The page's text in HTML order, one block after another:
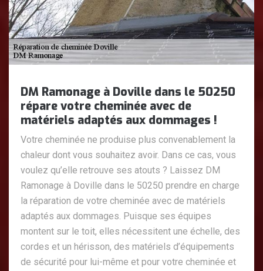
DM Ramonage à Doville dans le 50250
répare votre cheminée avec de
matériels adaptés aux dommages !
Votre cheminée ne produise plus convenablement la
chaleur dont vous souhaitez avoir. Dans ce cas, vous
voulez qu’elle retrouve ses atouts ? Laissez DM
Ramonage à Doville dans le 50250 prendre en charge
la réparation de votre cheminée avec de matériels
adaptés aux dommages. Puisque ses équipes
montent sur le toit, elles nécessitent une échelle, des
cordes et un hérisson, des matériels d’équipements
de sécurité pour lui-même et pour votre cheminée et